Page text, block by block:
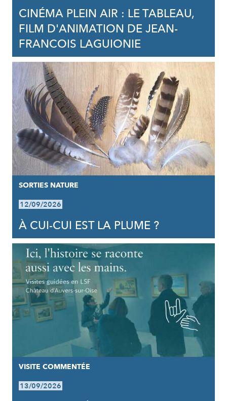
CINÉMA PLEIN AIR : LE TABLEAU,
FILM D'ANIMATION DE JEAN-
FRANCOIS LAGUIONIE
SORTIES NATURE
12/09/2026
À CUI-CUI EST LA PLUME ?
VISITE COMMENTÉE
13/09/2026